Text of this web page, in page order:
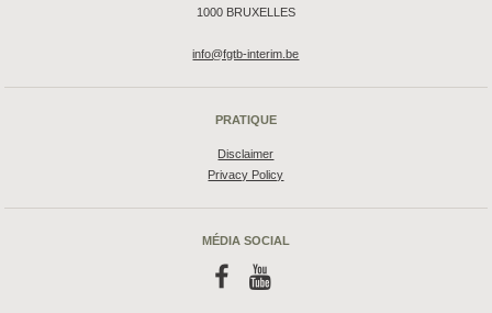
1000 BRUXELLES
info@fgtb-interim.be
PRATIQUE
Disclaimer
Privacy Policy
MÉDIA SOCIAL
f y